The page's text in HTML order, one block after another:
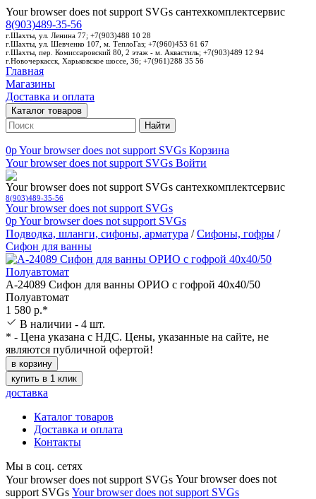
Your browser does not support SVGs сантехкомплектсервис
8(903)489-35-56
г.Шахты, ул. Ленина 77; +7(903)488 10 28
г.Шахты, ул. Шевченко 107, м. ТеплоГаз; +7(960)453 61 67
г.Шахты, пер. Комиссаровский 80, 2 этаж - м. Аквастиль; +7(903)489 12 94
г.Новочеркасск, Харьковское шоссе, 36; +7(961)288 35 56
Главная
Магазины
Доставка и оплата
Каталог товаров
Найти
0pYour browser does not support SVGs Корзина
Your browser does not support SVGs Войти
Your browser does not support SVGs сантехкомплектсервис
8(903)489-35-56
Your browser does not support SVGs
0pYour browser does not support SVGs
Подводка, шланги, сифоны, арматура /Сифоны, гофры /
Сифон для ванны
А-24089 Сифон для ванны ОРИО с гофрой 40х40/50
Полуавтомат
1 580 р.*
В наличии - 4 шт.
* - Цена указана с НДС. Цены, указанные на сайте, не
являются публичной офертой!
в корзину
купить в 1 клик
доставка
Каталог товаров
Доставка и оплата
Контакты
Мы в соц. сетях
Your browser does not support SVGs Your browser does not
support SVGs Your browser does not support SVGs